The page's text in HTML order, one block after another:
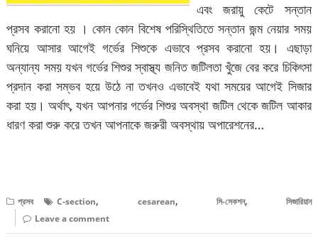
এবং জরায়ু কেটে সন্তান
প্রসব করানো হয় । কোন কোন বিশেষ পরিস্থিতিতে সন্তান জন্ম নেয়ার সময়
ঘনিয়ে আসার আগেই গর্ভের শিশুকে এভাবে প্রসব করানো হয়। এছাড়া
অন্যান্য সময় যখন গর্ভের শিশুর স্বাস্থ্য জনিত জটিলতা খুঁজে বের করে চিকিৎসা
প্রদান করা সম্ভব হয়ে উঠে না তখনও এভাবেই যথা সময়ের আগেই সিজার
করা হয়। অর্থাৎ, যখন আপনার গর্ভের শিশুর অবস্থা জটিল থেকে জটিল আকার
ধারণ করা শুরু করে তখন আপনাকে জরুরী অবস্থায় অপারেশনের…
প্রসব C-section, cesarean, সি-সেকশন,
সিজারিয়ান
Leave a comment